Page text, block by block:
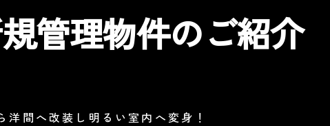
管理物件のご紹介
間へ改装し明るい室内へ変身！